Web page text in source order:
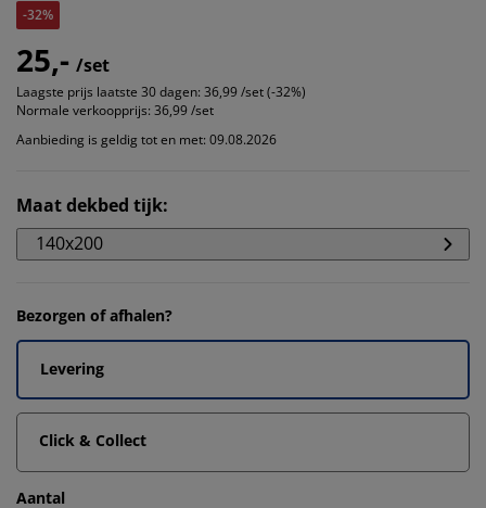
-32%
25,- /set
Laagste prijs laatste 30 dagen: 36,99 /set (-32%)
Normale verkoopprijs: 36,99 /set
Aanbieding is geldig tot en met: 09.08.2026
Maat dekbed tijk:
140x200
Bezorgen of afhalen?
Levering
Click & Collect
Aantal